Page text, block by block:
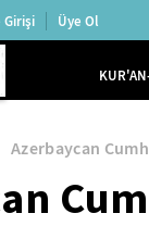
Girişi Üye Ol
Azerbaycan